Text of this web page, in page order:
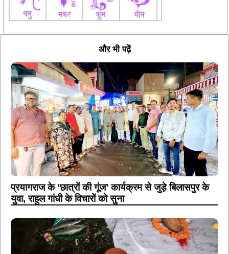
और भी पढ़ें
प्रयागराज के ‘छात्रों की गूंज’ कार्यक्रम से जुड़े बिलासपुर के
युवा, राहुल गांधी के विचारों को सुना